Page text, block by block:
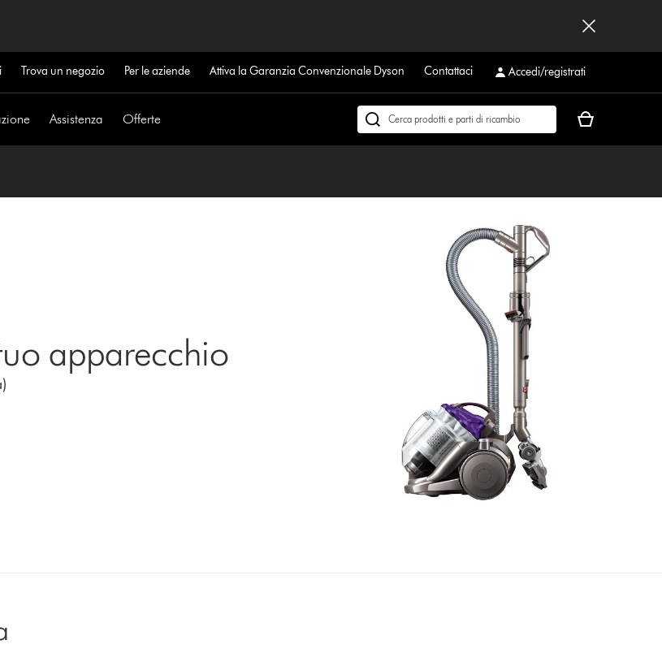
Trova un negozio Per le aziende Attiva la Garanzia Convenzionale Dyson Contattaci Accedi/registrati
Assistenza Offerte
Cerca
Il
apparecchio